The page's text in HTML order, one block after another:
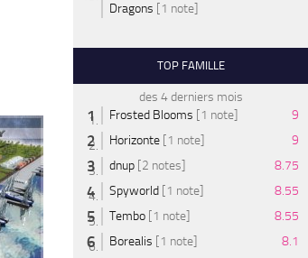
Dragons [1 note]
TOP FAMILLE
des 4 derniers mois
Frosted Blooms [1 note]
9
Horizonte [1 note]
9
dnup [2 notes]
8.75
Spyworld [1 note]
8.55
Tembo [1 note]
8.55
Borealis [1 note]
8.1